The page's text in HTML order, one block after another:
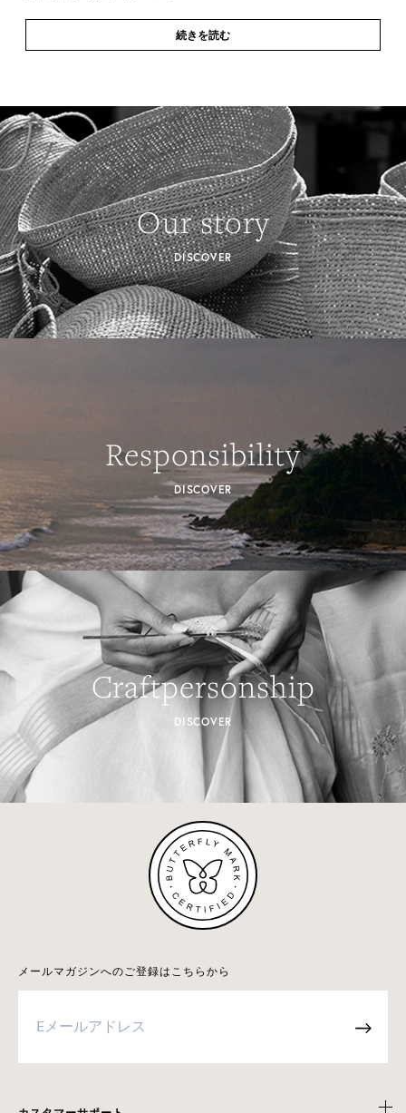
続きを読む
Our story
DISCOVER
Responsibility
DISCOVER
Craftpersonship
DISCOVER
メールマガジンへのご登録はこちらから
→